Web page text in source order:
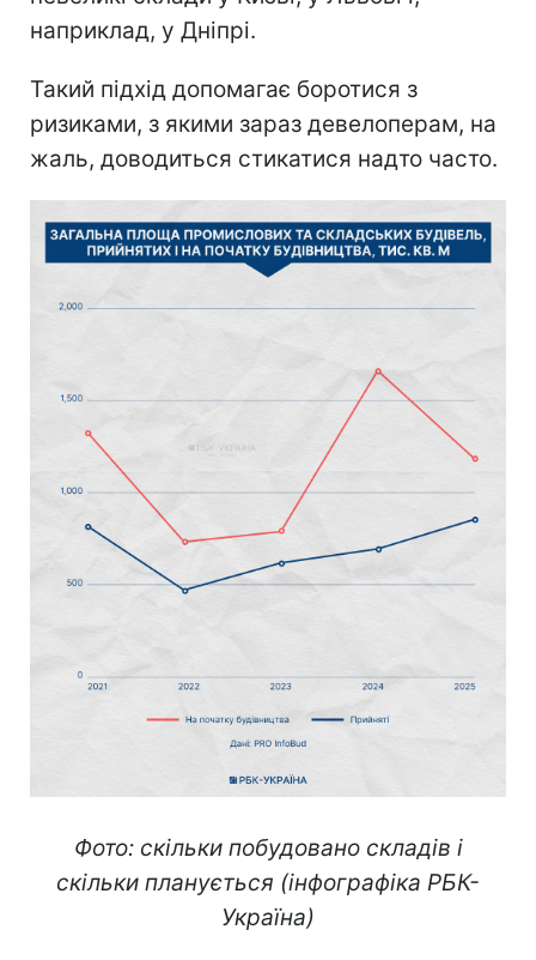
наприклад, у Дніпрі.
Такий підхід допомагає боротися з
ризиками, з якими зараз девелоперам, на
жаль, доводиться стикатися надто часто.
Фото: скільки побудовано складів і
скільки планується (інфографіка РБК-
Україна)